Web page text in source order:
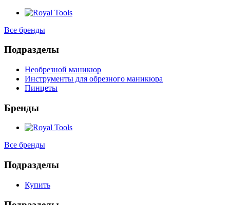
Все бренды
Подразделы
Необрезной маникюр
Инструменты для обрезного маникюра
Пинцеты
Бренды
Все бренды
Подразделы
Купить